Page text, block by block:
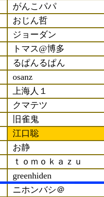
がんこパパ
おじん哲
ジョーダン
トマス@博多
るぱんるぱん
osanz
上海人１
クマテツ
旧雀鬼
江口聡
お静
ｔｏｍｏｋａｚｕ
greenhiden
ニホンバシ＠